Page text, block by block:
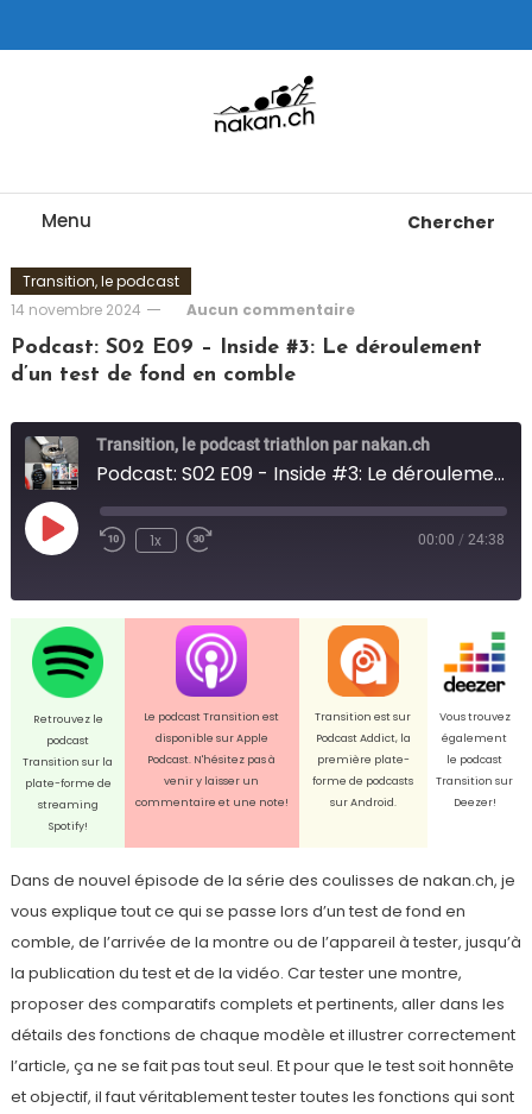
To
Menu Chercher
Transition, le podcast
14 novembre 2024
Aucun commentaire
Podcast: S02 E09 – Inside #3: Le déroulement
d’un test de fond en comble
Transition, le podcast triathlon par nakan.ch
Podcast: S02 E09 - Inside #3: Le déroulement d'un test de fond en comble
Play
Episode 1x 00:00 / 24:38
Retrouvez le
podcast
Transition sur la
plate-forme de
streaming
Spotify!
Le podcast Transition est
disponible sur Apple
Podcast. N'hésitez pas à
venir y laisser un
commentaire et une note!
Transition est sur
Podcast Addict, la
première plate-
forme de podcasts
sur Android.
Vous trouvez
également
le podcast
Transition sur
Deezer!
Dans de nouvel épisode de la série des coulisses de nakan.ch, je
vous explique tout ce qui se passe lors d’un test de fond en
comble, de l’arrivée de la montre ou de l’appareil à tester, jusqu’à
la publication du test et de la vidéo. Car tester une montre,
proposer des comparatifs complets et pertinents, aller dans les
détails des fonctions de chaque modèle et illustrer correctement
l’article, ça ne se fait pas tout seul. Et pour que le test soit honnête
et objectif, il faut véritablement tester toutes les fonctions qui sont